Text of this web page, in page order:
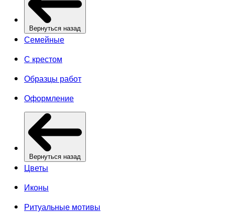
Вернуться назад
Семейные
С крестом
Образцы работ
Оформление
Вернуться назад
Цветы
Иконы
Ритуальные мотивы